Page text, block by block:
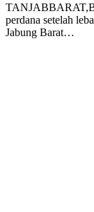
perdana setelah
Jabung Barat…